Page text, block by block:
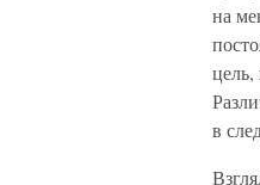
на
в